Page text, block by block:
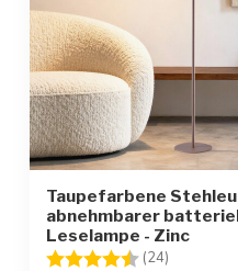
Taupefarbene
abnehmbarer
Leselampe - Zinc
Bewertung:
(24)